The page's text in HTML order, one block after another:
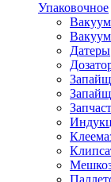
Упаковочное
Датеры